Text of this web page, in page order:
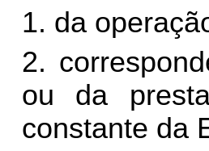
1. da
2.
ou da
constante da